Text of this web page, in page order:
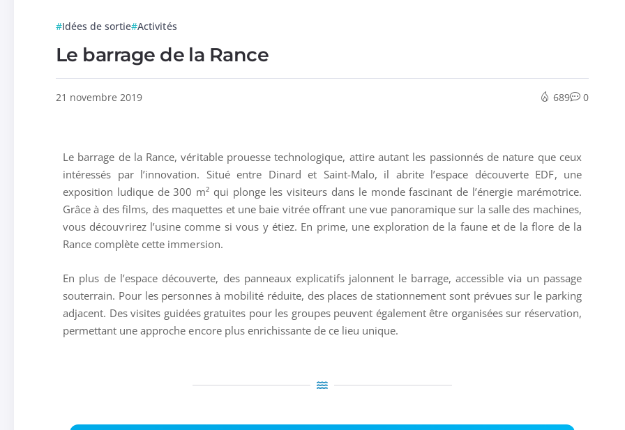
Idées de sortie Activités
Le barrage de la Rance
21 novembre 2019 689 0
Le barrage de la Rance, véritable prouesse technologique, attire autant les passionnés de nature que ceux
intéressés par l’innovation. Situé entre Dinard et Saint-Malo, il abrite l’espace découverte EDF, une
exposition ludique de 300 m² qui plonge les visiteurs dans le monde fascinant de l’énergie marémotrice.
Grâce à des films, des maquettes et une baie vitrée offrant une vue panoramique sur la salle des machines,
vous découvrirez l’usine comme si vous y étiez. En prime, une exploration de la faune et de la flore de la
Rance complète cette immersion.
En plus de l’espace découverte, des panneaux explicatifs jalonnent le barrage, accessible via un passage
souterrain. Pour les personnes à mobilité réduite, des places de stationnement sont prévues sur le parking
adjacent. Des visites guidées gratuites pour les groupes peuvent également être organisées sur réservation,
permettant une approche encore plus enrichissante de ce lieu unique.